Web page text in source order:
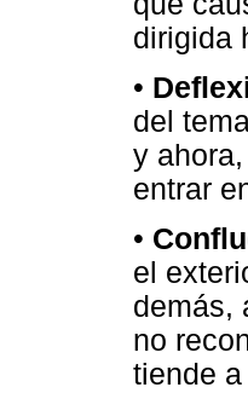
dirigida
•
del
y
entrar
•
el
demás,
no
tiende